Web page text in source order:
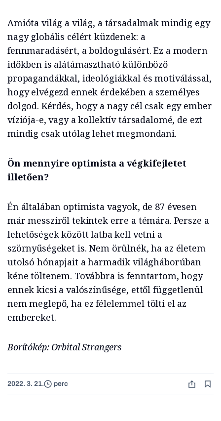
Amióta világ a világ, a társadalmak mindig egy
nagy globális célért küzdenek: a
fennmaradásért, a boldogulásért. Ez a modern
időkben is alátámasztható különböző
propagandákkal, ideológiákkal és motiválással,
hogy elvégezd ennek érdekében a személyes
dolgod. Kérdés, hogy a nagy cél csak egy ember
víziója-e, vagy a kollektív társadalomé, de ezt
mindig csak utólag lehet megmondani.
Ön mennyire optimista a végkifejletet
illetően?
Én általában optimista vagyok, de 87 évesen
már messziről tekintek erre a témára. Persze a
lehetőségek között latba kell vetni a
szörnyűségeket is. Nem örülnék, ha az életem
utolsó hónapjait a harmadik világháborúban
kéne töltenem. Továbbra is fenntartom, hogy
ennek kicsi a valószínűsége, ettől függetlenül
nem meglepő, ha ez félelemmel tölti el az
embereket.
Borítókép: Orbital Strangers
2022. 3. 21. perc